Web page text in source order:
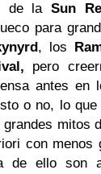
de la Sun
para
, los
pero
antes en
o no, lo
mitos
con menos
de ello son